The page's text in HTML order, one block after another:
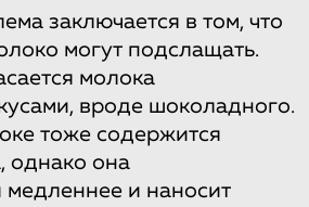
заключается в том, что
могут подслащать.
молока
вроде шоколадного.
тоже содержится
однако она
медленнее и наносит